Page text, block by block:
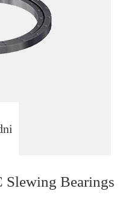
Slewing Bearings